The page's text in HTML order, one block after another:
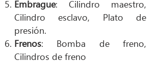
Embrague: Cilindro maestro,
Cilindro esclavo, Plato de
presión.
Frenos: Bomba de freno,
Cilindros de freno